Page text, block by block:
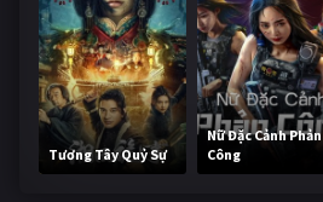
Tương Tây Quỷ Sự
Nữ Đặc Cảnh Phản
Công